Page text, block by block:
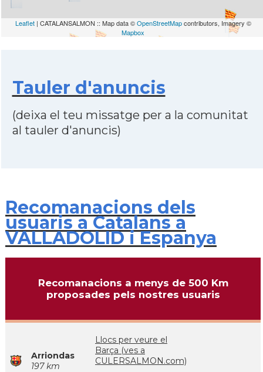
Leaflet| CATALANSALMON :: Map data ©OpenStreetMapcontributors, Imagery ©
Mapbox
Tauler d'anuncis
(deixa el teu missatge per a la comunitat
al tauler d'anuncis)
Recomanacions dels
usuaris a Catalans a
VALLADOLID i Espanya
Recomanacions a menys de 500 Km
proposades pels nostres usuaris
Arriondas
197 km
Llocs per veure el
Barça (ves a
CULERSALMON.com)